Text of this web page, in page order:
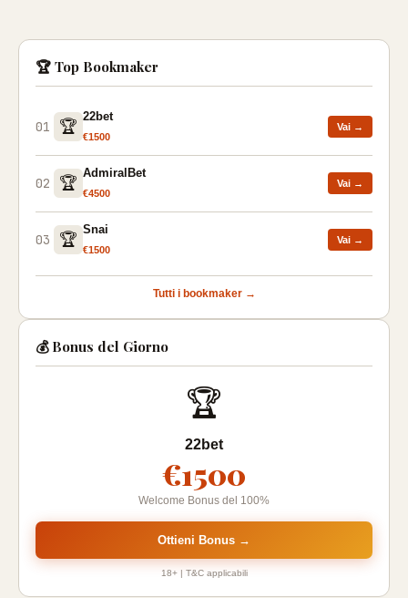
🏆 Top Bookmaker
01 🏆
22bet
€1500
Vai →
02 🏆
AdmiralBet
€4500
Vai →
03 🏆
Snai
€1500
Vai →
Tutti i bookmaker →
💰 Bonus del Giorno
🏆
22bet
€1500
Welcome Bonus del 100%
Ottieni Bonus →
18+ | T&C applicabili